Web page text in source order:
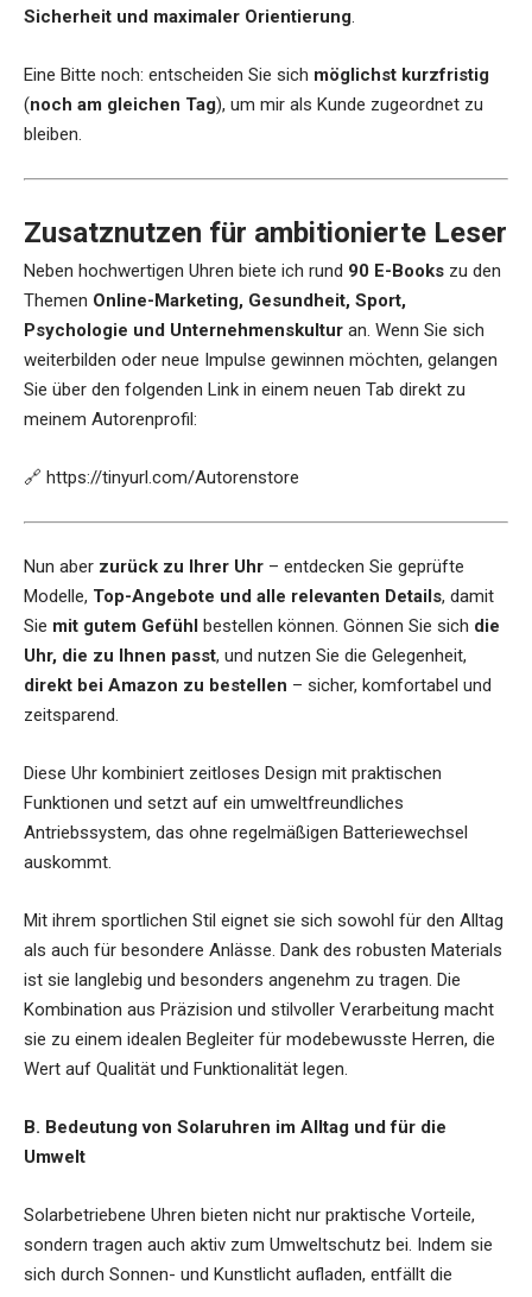
Sicherheit und maximaler Orientierung.
Eine Bitte noch: entscheiden Sie sich möglichst kurzfristig
(noch am gleichen Tag), um mir als Kunde zugeordnet zu
bleiben.
Zusatznutzen für ambitionierte Leser
Neben hochwertigen Uhren biete ich rund 90 E-Books zu den
Themen Online-Marketing, Gesundheit, Sport,
Psychologie und Unternehmenskultur an. Wenn Sie sich
weiterbilden oder neue Impulse gewinnen möchten, gelangen
Sie über den folgenden Link in einem neuen Tab direkt zu
meinem Autorenprofil:
🔗 https://tinyurl.com/Autorenstore
Nun aber zurück zu Ihrer Uhr – entdecken Sie geprüfte
Modelle, Top-Angebote und alle relevanten Details, damit
Sie mit gutem Gefühl bestellen können. Gönnen Sie sich die
Uhr, die zu Ihnen passt, und nutzen Sie die Gelegenheit,
direkt bei Amazon zu bestellen – sicher, komfortabel und
zeitsparend.
Diese Uhr kombiniert zeitloses Design mit praktischen
Funktionen und setzt auf ein umweltfreundliches
Antriebssystem, das ohne regelmäßigen Batteriewechsel
auskommt.
Mit ihrem sportlichen Stil eignet sie sich sowohl für den Alltag
als auch für besondere Anlässe. Dank des robusten Materials
ist sie langlebig und besonders angenehm zu tragen. Die
Kombination aus Präzision und stilvoller Verarbeitung macht
sie zu einem idealen Begleiter für modebewusste Herren, die
Wert auf Qualität und Funktionalität legen.
B. Bedeutung von Solaruhren im Alltag und für die
Umwelt
Solarbetriebene Uhren bieten nicht nur praktische Vorteile,
sondern tragen auch aktiv zum Umweltschutz bei. Indem sie
sich durch Sonnen- und Kunstlicht aufladen, entfällt die